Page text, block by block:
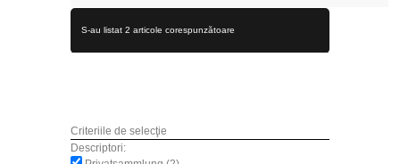
S-au listat 2 articole corespunzătoare
Criteriile de selecţie
Descriptori: